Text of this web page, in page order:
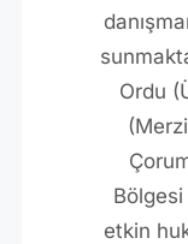
Ordu
etkin